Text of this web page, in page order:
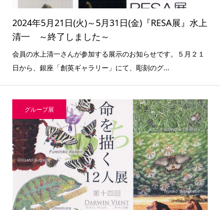
2024年5月21日(火)～5月31日(金)『RESA展』水上
清一 ～終了しました～
会員の水上清一さんが参加する展示のお知らせです。５月２１
日から、銀座「創英ギャラリー」にて、彫刻のグ...
グループ展